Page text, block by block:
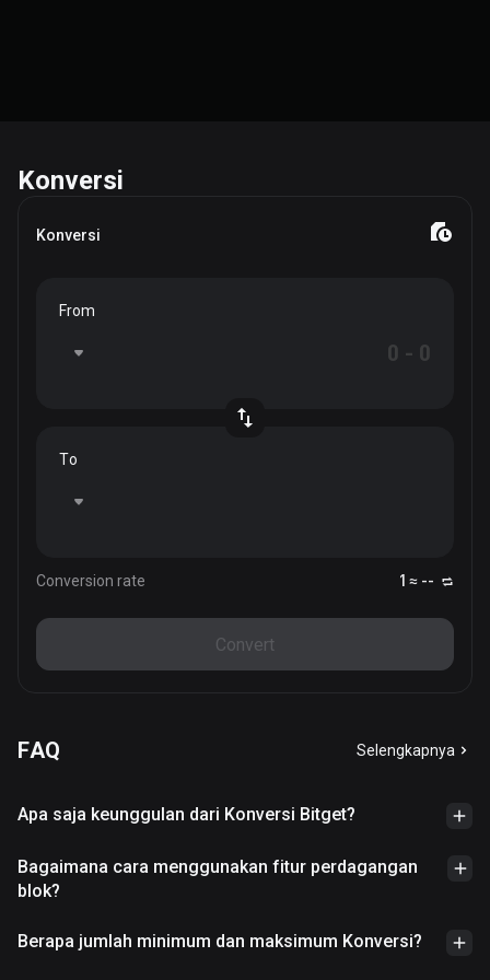
Konversi
Konversi
From
To
Conversion rate 1 ≈ --
Convert
FAQ Selengkapnya
Apa saja keunggulan dari Konversi Bitget?
Bagaimana cara menggunakan fitur perdagangan
blok?
Berapa jumlah minimum dan maksimum Konversi?